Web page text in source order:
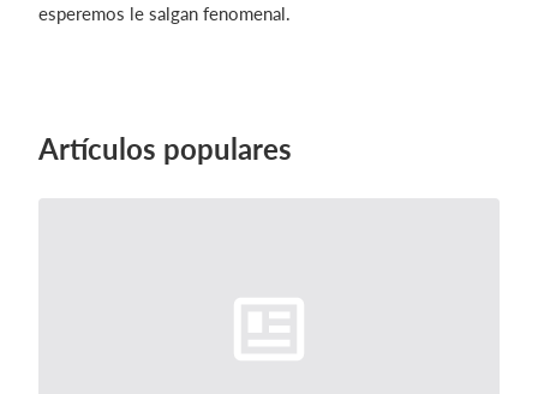
esperemos le salgan fenomenal.
Artículos populares